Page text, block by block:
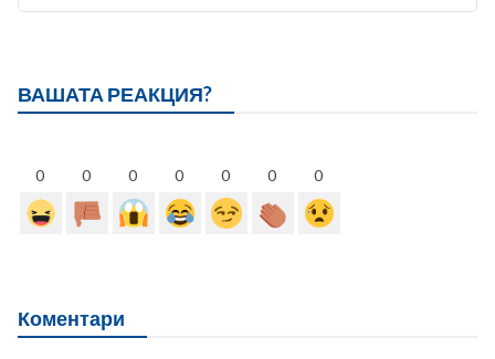
ВАШАТА РЕАКЦИЯ?
0 0 0 0 0 0 0
Коментари